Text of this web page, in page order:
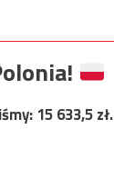
15 633,5zł.